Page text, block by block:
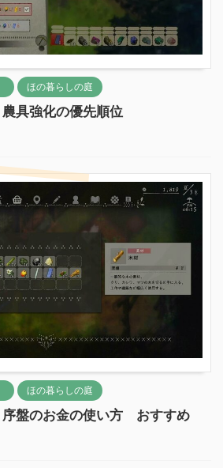
ほの暮らしの庭
農具強化の優先順位
ほの暮らしの庭
序盤のお金の使い方 おすすめ